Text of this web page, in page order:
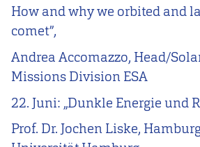
How and why we orbited and
comet”,
Andrea Accomazzo, Head/
Missions Division ESA
22. Juni: „Dunkle Energie und
Prof. Dr. Jochen Liske,